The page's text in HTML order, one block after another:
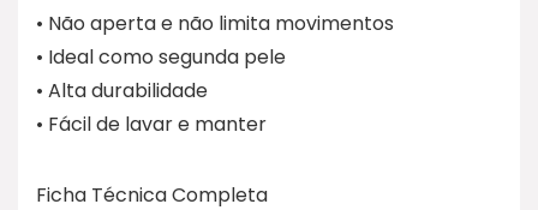
• Não aperta e não limita movimentos
• Ideal como segunda pele
• Alta durabilidade
• Fácil de lavar e manter
Ficha Técnica Completa